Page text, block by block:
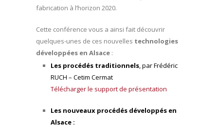
fabrication à l’horizon 2020.
Cette conférence vous a ainsi fait découvrir
quelques-unes de ces nouvelles technologies
développées en Alsace :
Les procédés traditionnels, par Frédéric
RUCH – Cetim Cermat
Télécharger le support de présentation
Les nouveaux procédés développés en
Alsace :